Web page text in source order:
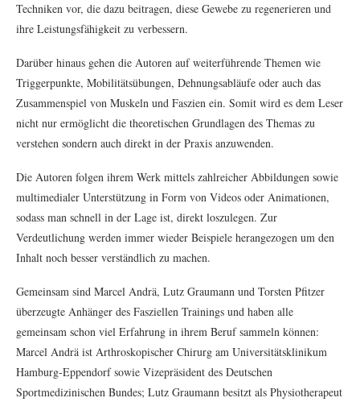
Techniken vor, die dazu beitragen, diese Gewebe zu regenerieren und
ihre Leistungsfähigkeit zu verbessern.
Darüber hinaus gehen die Autoren auf weiterführende Themen wie
Triggerpunkte, Mobilitätsübungen, Dehnungsabläufe oder auch das
Zusammenspiel von Muskeln und Faszien ein. Somit wird es dem Leser
nicht nur ermöglicht die theoretischen Grundlagen des Themas zu
verstehen sondern auch direkt in der Praxis anzuwenden.
Die Autoren folgen ihrem Werk mittels zahlreicher Abbildungen sowie
multimedialer Unterstützung in Form von Videos oder Animationen,
sodass man schnell in der Lage ist, direkt loszulegen. Zur
Verdeutlichung werden immer wieder Beispiele herangezogen um den
Inhalt noch besser verständlich zu machen.
Gemeinsam sind Marcel Andrä, Lutz Graumann und Torsten Pfitzer
überzeugte Anhänger des Fasziellen Trainings und haben alle
gemeinsam schon viel Erfahrung in ihrem Beruf sammeln können:
Marcel Andrä ist Arthroskopischer Chirurg am Universitätsklinikum
Hamburg-Eppendorf sowie Vizepräsident des Deutschen
Sportmedizinischen Bundes; Lutz Graumann besitzt als Physiotherapeut